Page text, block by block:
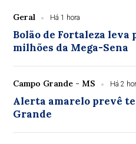
Geral Há 1 hora
Bolão de Fortaleza leva
milhões da Mega-Sena
Campo Grande - MS Há 2
Alerta amarelo prevê
Grande